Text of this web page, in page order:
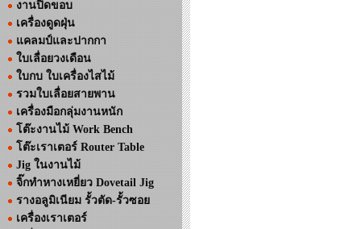
งานปิดขอบ
เครื่องดูดฝุ่น
แคลมป์และปากกา
ใบเลื่อยวงเดือน
ใบกบ ใบเครื่องไสไม้
รวมใบเลื่อยสายพาน
เครื่องมือกลุ่มงานหนัก
โต๊ะงานไม้ Work Bench
โต๊ะเราเตอร์ Router Table
Jig ในงานไม้
จิ๊กทำหางเหยี่ยว Dovetail Jig
รางอลูมิเนียม รั้วตัด-รั้วซอย
เครื่องเราเตอร์